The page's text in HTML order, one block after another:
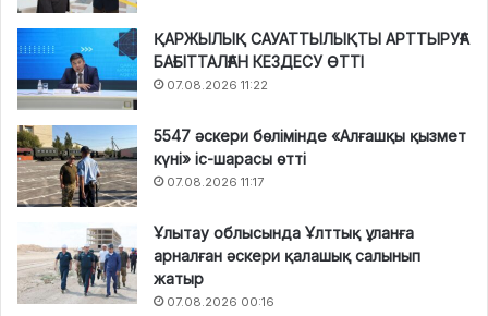
ҚАРЖЫЛЫҚ САУАТТЫЛЫҚТЫ АРТТЫРУҒА
БАҒЫТТАЛҒАН КЕЗДЕСУ ӨТТІ
07.08.2026 11:22
5547 әскери бөлімінде «Алғашқы қызмет
күні» іс-шарасы өтті
07.08.2026 11:17
Ұлытау облысында Ұлттық ұланға
арналған әскери қалашық салынып
жатыр
07.08.2026 00:16